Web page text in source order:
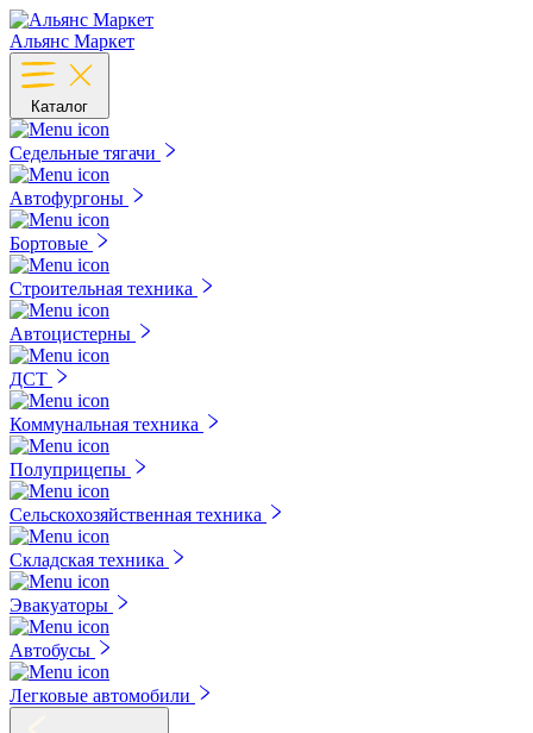
Альянс Маркет
Каталог
Седельные тягачи
Автофургоны
Бортовые
Строительная техника
Автоцистерны
ДСТ
Коммунальная техника
Полуприцепы
Сельскохозяйственная техника
Складская техника
Эвакуаторы
Автобусы
Легковые автомобили